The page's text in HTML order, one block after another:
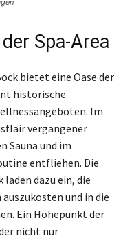
Spa-Area
bietet eine Oase der
historische
Im
vergangener
Sauna und im
entfliehen. Die
laden dazu ein, die
und in die
Ein Höhepunkt der
nicht nur